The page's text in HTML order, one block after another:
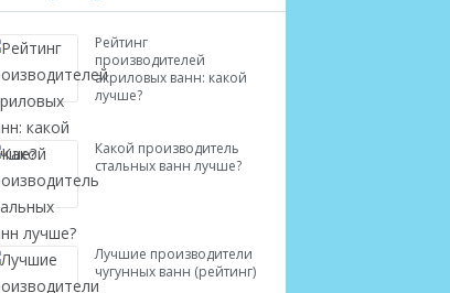
Рейтинг
производителей
акриловых ванн: какой
лучше?
Какой производитель
стальных ванн лучше?
Лучшие производители
чугунных ванн (рейтинг)